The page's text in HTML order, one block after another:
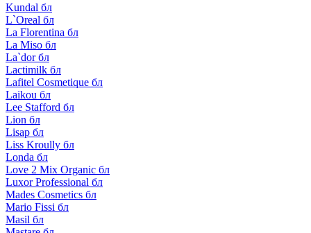
Kundal бл
L`Oreal бл
La Florentina бл
La Miso бл
La`dor бл
Lactimilk бл
Lafitel Cosmetique бл
Laikou бл
Lee Stafford бл
Lion бл
Lisap бл
Liss Kroully бл
Londa бл
Love 2 Mix Organic бл
Luxor Professional бл
Mades Cosmetics бл
Mario Fissi бл
Masil бл